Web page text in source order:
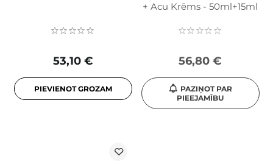
53,10 €
PIEVIENOT GROZAM
+ Acu Krēms - 50ml+15ml
56,80 €
PAZIŅOT PAR
PIEEJAMĪBU